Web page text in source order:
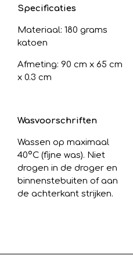
Specificaties
Materiaal: 180 grams
katoen
Afmeting: 90 cm x 65 cm
x 0.3 cm
Wasvoorschriften
Wassen op maximaal
40ºC (fijne was). Niet
drogen in de droger en
binnenstebuiten of aan
de achterkant strijken.